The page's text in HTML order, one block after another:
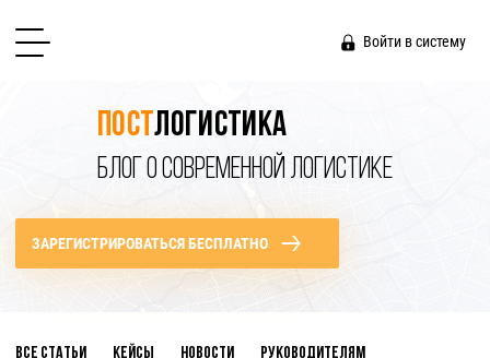
Войти в систему
Постлогистика
БЛОГ О СОВРЕМЕННОЙ ЛОГИСТИКЕ
ЗАРЕГИСТРИРОВАТЬСЯ БЕСПЛАТНО
Все статьи Кейсы Новости Руководителям